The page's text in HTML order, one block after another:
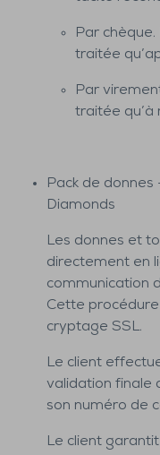
Par
traitée
Par
traitée qu’à
Pack de
Diamonds
Les donnes et
directement en
communication
Cette
cryptage SSL.
Le client
validation finale
son numéro de
Le client